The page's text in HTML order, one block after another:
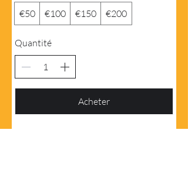
€50
€100 €150 €200
Quantité
Acheter